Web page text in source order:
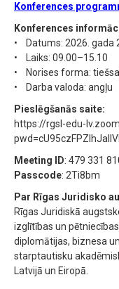
Konferences
Konferences
• Datums: 2026. gada
• Laiks: 09.00–15.10
• Norises forma:
• Darba valoda: angļu
Pieslēgšanās saite:
https://rgsl-edu-
Meeting ID: 479 331
Passcode: 2Ti8bm
Par Rīgas Juridisko
Rīgas Juridiskā
izglītības un
diplomātijas, biznesa
starptautisku
Latvijā un Eiropā.